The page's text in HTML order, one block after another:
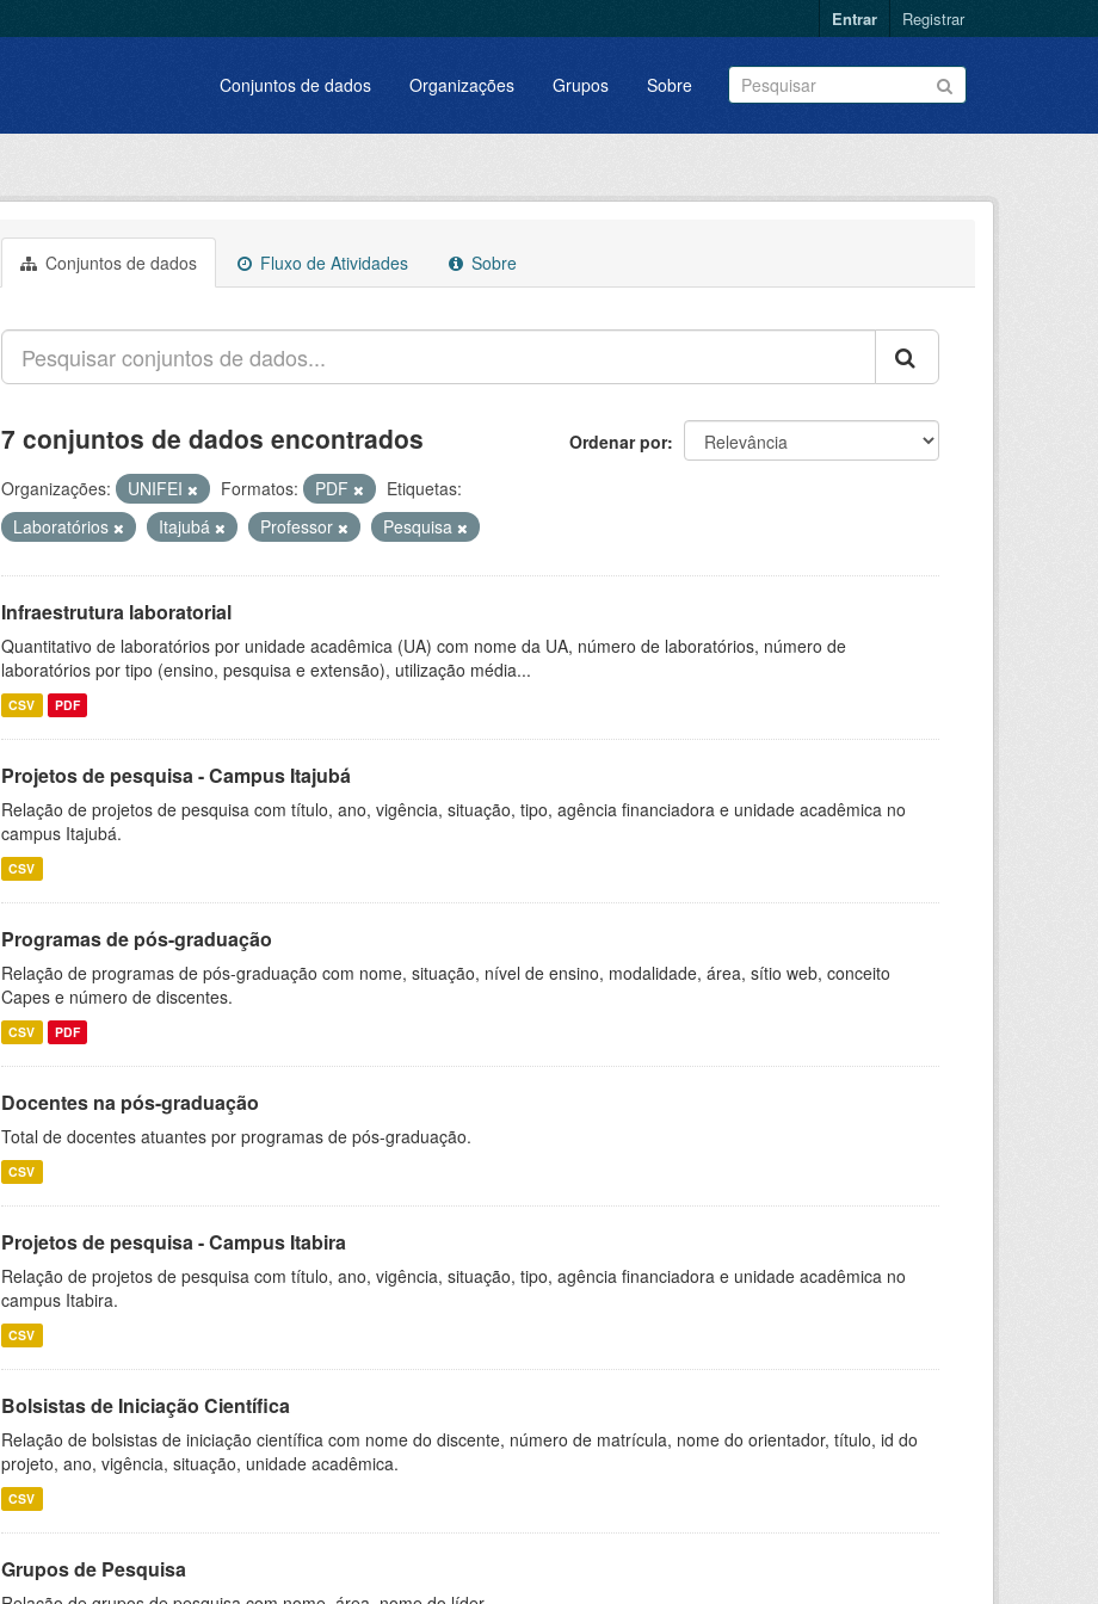
Entrar Registrar
Conjuntos de dados Organizações Grupos Sobre
Conjuntos de dados Fluxo de Atividades Sobre
Ordenar por
7 conjuntos de dados encontrados
Organizações: UNIFEI Formatos: PDF
Etiquetas:
Laboratórios
Itajubá Professor Pesquisa
Infraestrutura laboratorial
Quantitativo de laboratórios por unidade acadêmica (UA) com nome da UA, número de laboratórios, número de
laboratórios por tipo (ensino, pesquisa e extensão), utilização média...
CSV PDF
Projetos de pesquisa - Campus Itajubá
Relação de projetos de pesquisa com título, ano, vigência, situação, tipo, agência financiadora e unidade acadêmica no
campus Itajubá.
CSV
Programas de pós-graduação
Relação de programas de pós-graduação com nome, situação, nível de ensino, modalidade, área, sítio web, conceito
Capes e número de discentes.
CSV PDF
Docentes na pós-graduação
Total de docentes atuantes por programas de pós-graduação.
CSV
Projetos de pesquisa - Campus Itabira
Relação de projetos de pesquisa com título, ano, vigência, situação, tipo, agência financiadora e unidade acadêmica no
campus Itabira.
CSV
Bolsistas de Iniciação Científica
Relação de bolsistas de iniciação científica com nome do discente, número de matrícula, nome do orientador, título, id do
projeto, ano, vigência, situação, unidade acadêmica.
CSV
Grupos de Pesquisa